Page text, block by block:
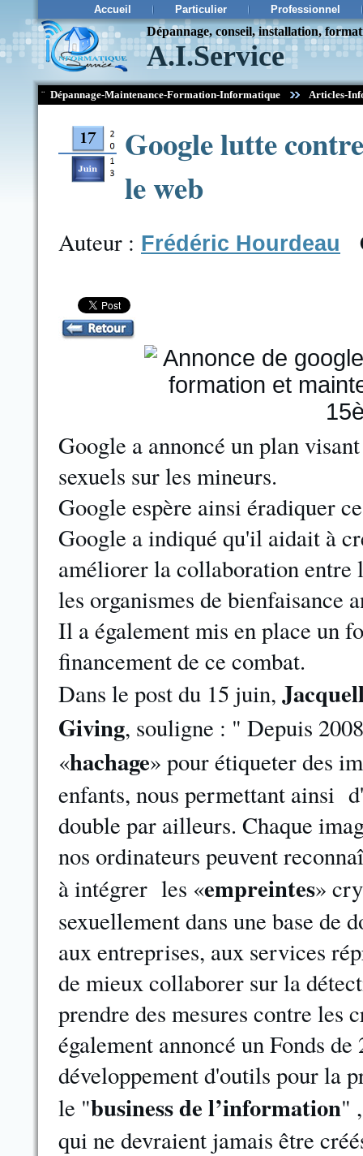
Accueil Particulier Professionnel
Dépannage, conseil, installation,
A.I.Service
¨ Dépannage-Maintenance-Formation-Informatique Articles-
Google lutte
le web
Auteur : Frédéric Hourdeau
Google a annoncé un plan
sexuels sur les mineurs.
Google espère ainsi éradiquer
Google a indiqué qu'il aidait à
améliorer la collaboration entre
les organismes de bienfaisance
Il a également mis en place un
financement de ce combat.
Dans le post du 15 juin,
Giving, souligne : " Depuis
«hachage» pour étiqueter des
enfants, nous permettant ainsi
double par ailleurs. Chaque
nos ordinateurs peuvent
à intégrer les «empreintes»
sexuellement dans une base
aux entreprises, aux services
de mieux collaborer sur la
prendre des mesures contre les
également annoncé un Fonds
développement d'outils pour la
le "business de l’information"
qui ne devraient jamais être